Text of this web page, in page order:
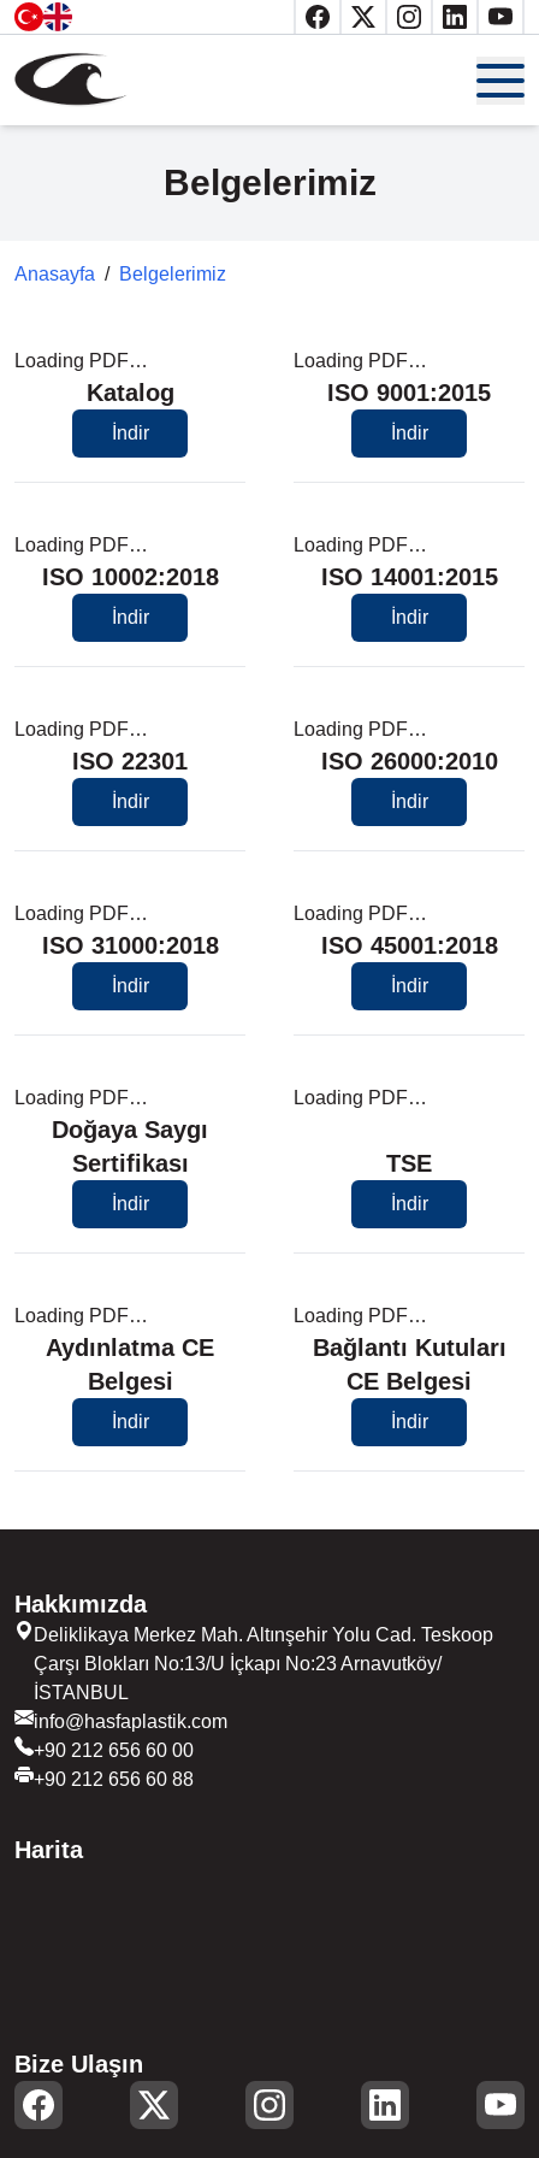
Belgelerimiz
Katalog
İletişim
Belgelerimiz
Anasayfa / Belgelerimiz
Loading PDF…
Katalog
İndir
Loading PDF…
ISO 9001:2015
İndir
Loading PDF…
ISO 10002:2018
İndir
Loading PDF…
ISO 14001:2015
İndir
Loading PDF…
ISO 22301
İndir
Loading PDF…
ISO 26000:2010
İndir
Loading PDF…
ISO 31000:2018
İndir
Loading PDF…
ISO 45001:2018
İndir
Loading PDF…
Doğaya Saygı
Sertifikası
İndir
Loading PDF…
TSE
İndir
Loading PDF…
Aydınlatma CE
Belgesi
İndir
Loading PDF…
Bağlantı Kutuları
CE Belgesi
İndir
Hakkımızda
Deliklikaya Merkez Mah. Altınşehir Yolu Cad. Teskoop
Çarşı Blokları No:13/U İçkapı No:23 Arnavutköy/
İSTANBUL
info@hasfaplastik.com
+90 212 656 60 00
+90 212 656 60 88
Harita
Bize Ulaşın